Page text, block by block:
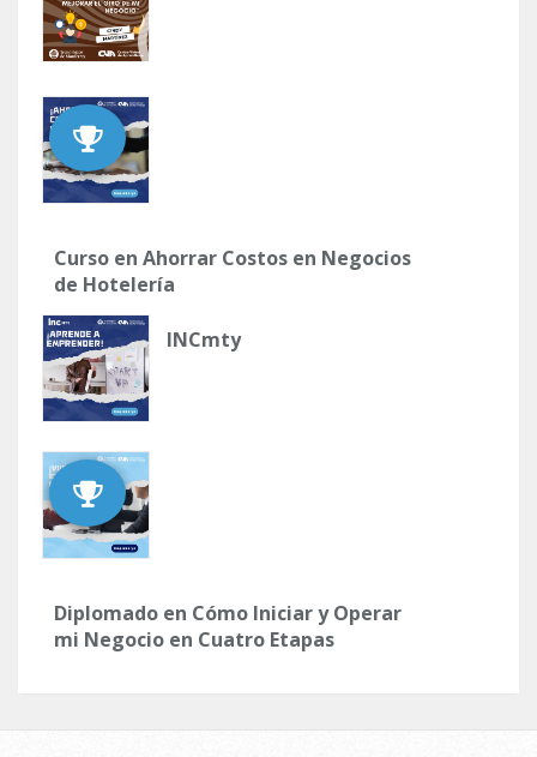
Curso en Ahorrar Costos en Negocios
de Hotelería
INCmty
Diplomado en Cómo Iniciar y Operar
mi Negocio en Cuatro Etapas